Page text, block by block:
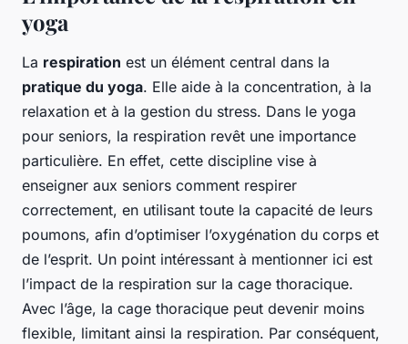
yoga
La respiration est un élément central dans la
pratique du yoga. Elle aide à la concentration, à la
relaxation et à la gestion du stress. Dans le yoga
pour seniors, la respiration revêt une importance
particulière. En effet, cette discipline vise à
enseigner aux seniors comment respirer
correctement, en utilisant toute la capacité de leurs
poumons, afin d’optimiser l’oxygénation du corps et
de l’esprit. Un point intéressant à mentionner ici est
l’impact de la respiration sur la cage thoracique.
Avec l’âge, la cage thoracique peut devenir moins
flexible, limitant ainsi la respiration. Par conséquent,